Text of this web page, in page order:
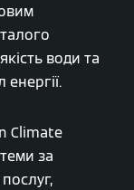
води та
Climate
за